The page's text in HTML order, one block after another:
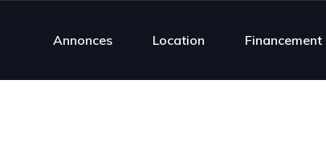
Annonces Location Financement